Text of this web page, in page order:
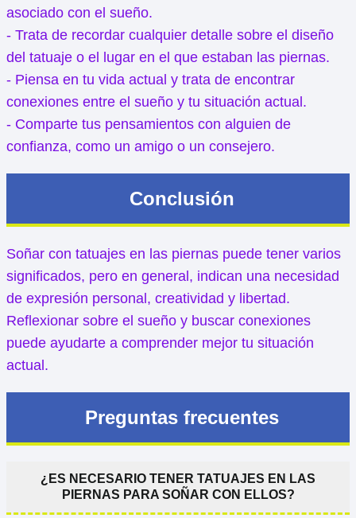
asociado con el sueño.
- Trata de recordar cualquier detalle sobre el diseño
del tatuaje o el lugar en el que estaban las piernas.
- Piensa en tu vida actual y trata de encontrar
conexiones entre el sueño y tu situación actual.
- Comparte tus pensamientos con alguien de
confianza, como un amigo o un consejero.
Conclusión
Soñar con tatuajes en las piernas puede tener varios
significados, pero en general, indican una necesidad
de expresión personal, creatividad y libertad.
Reflexionar sobre el sueño y buscar conexiones
puede ayudarte a comprender mejor tu situación
actual.
Preguntas frecuentes
¿ES NECESARIO TENER TATUAJES EN LAS
PIERNAS PARA SOÑAR CON ELLOS?